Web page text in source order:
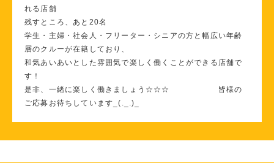
れる店舗
残すところ、あと20名
学生・主婦・社会人・フリーター・シニアの方と幅広い年齢
層のクルーが在籍しており、
和気あいあいとした雰囲気で楽しく働くことができる店舗で
す！
是非、一緒に楽しく働きましょう☆☆☆ 皆様の
ご応募お待ちしています_(._.)_